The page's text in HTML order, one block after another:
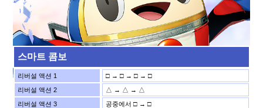
스마트 콤보
리버설 액션 1
□ → □ → □ → □
리버설 액션 2
△ → △ → △
리버설 액션 3
공중에서 □ → □